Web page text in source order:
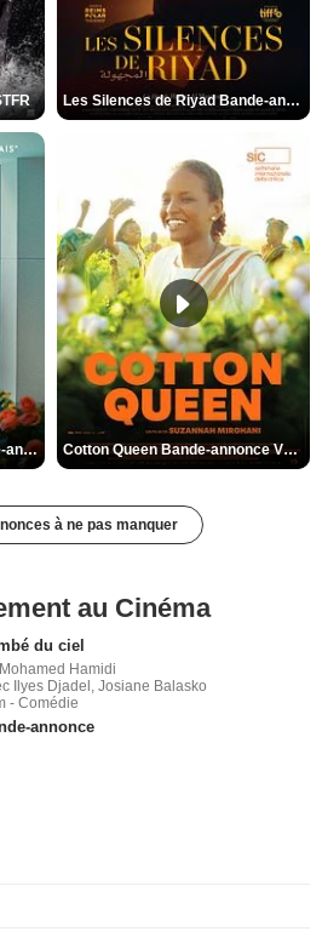
Les Silences de Riyad Bande-annonce VO STFR
Des Fleurs pour Tokyo Bande-annonce VO STFR Cotton Queen Bande-annonce VO STFR
à ne pas manquer
au Cinéma
du ciel
Hamidi
Ilyes Djadel, Josiane Balasko
- Comédie
annonce